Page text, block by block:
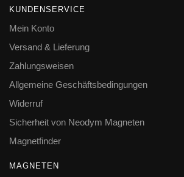
KUNDENSERVICE
Mein Konto
Versand & Lieferung
Zahlungsweisen
Allgemeine Geschäftsbedingungen
Widerruf
Sicherheit von Neodym Magneten
Magnetfinder
MAGNETEN